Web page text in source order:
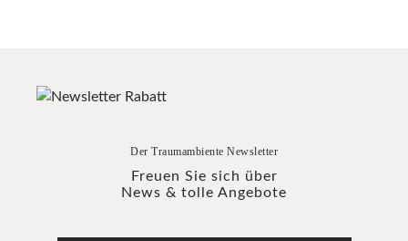
Der Traumambiente Newsletter
Freuen Sie sich über
News & tolle Angebote